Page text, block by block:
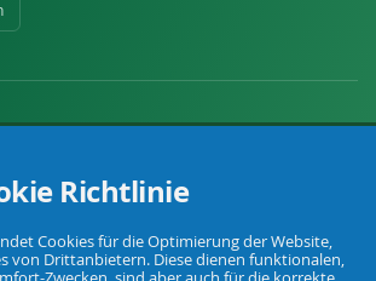
Viehhaltung, Haus, Hof und Garten.
vorbehalten.
Richtlinie
Cookies für die Optimierung der Website,
von Drittanbietern. Diese dienen funktionalen,